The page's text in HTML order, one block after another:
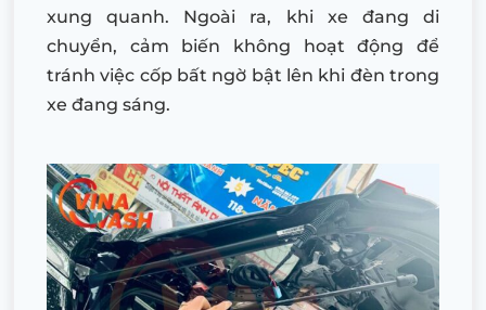
xung quanh. Ngoài ra, khi xe đang di
chuyển, cảm biến không hoạt động để
tránh việc cốp bất ngờ bật lên khi đèn trong
xe đang sáng.